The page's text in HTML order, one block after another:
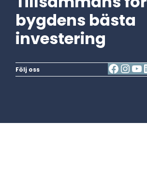
bygdens bästa
investering
Följ oss